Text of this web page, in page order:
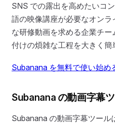
SNS での露出を高めたいコ
語の映像講座が必要なオン
な研修動画を求める企業チ
付けの煩雑な工程を大きく簡
Subanana を無料で使い始め
Subanana の動画字幕
Subanana の動画字幕ツール